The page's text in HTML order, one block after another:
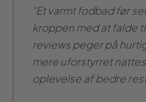
“Et varmt fodbad før
kroppen med at falde
reviews peger på
mere uforstyrret
oplevelse af bedre